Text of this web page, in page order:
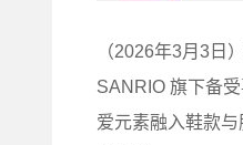
（2026年3月3日
SANRIO 旗下备
爱元素融入鞋款